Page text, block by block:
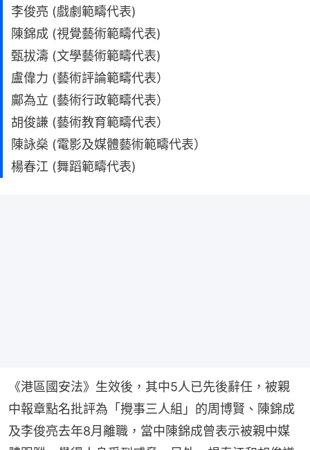
李俊亮 (戲劇範疇代表)
陳錦成 (視覺藝術範疇代表)
甄拔濤 (文學藝術範疇代表)
盧偉力 (藝術評論範疇代表）
鄺為立 (藝術行政範疇代表）
胡俊謙 (藝術教育範疇代表）
陳詠燊 (電影及媒體藝術範疇代表）
楊春江 (舞蹈範疇代表)
《港區國安法》生效後，其中5人已先後辭任，被親
中報章點名批評為「攪事三人組」的周博賢、陳錦成
及李俊亮去年8月離職，當中陳錦成曾表示被親中媒